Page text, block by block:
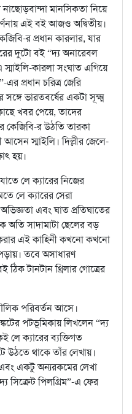
মানসিকতা নিয়ে
এই বই আজও অদ্বিতীয়।
র প্রধান কারলার, যার
দুটো বই “দ্য অনারেবল
কারলা সংঘাত এগিয়ে
প্রধান চরিত্র জেরি
ভারতবর্ষের একটা সূক্ষ্ম
খবর পেয়ে, তাদের
কেজিবি-র উঠতি তারকা
স্মাইলি। দিল্লীর জেলে-
হয়।
লে ক্যারের নিজের
লে ক্যারের সেরা
অভিজ্ঞতা এবং ঘাত প্রতিঘাতের
অতি সাদামাটা ছেলের বড়
এই কাহিনী কখনো কখনো
তবে অসাধারণ
ঠিক টানটান থ্রিলার গোত্রের
পরিবর্তন আসে।
পটভূমিকায় লিখলেন “দ্য
লে ক্যারের ব্যক্তিগত
উঠতে থাকে তাঁর লেখায়।
একটু অন্যরকমের লেখা
সিক্রেট পিলগ্রিম”-এ ফের